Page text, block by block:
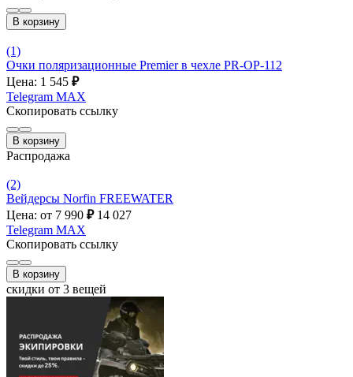
В корзину
(1)
Очки поляризационные Premier в чехле PR-OP-112
Цена: 1 545 ₽
Telegram MAX
Скопировать ссылку
В корзину
Распродажа
(2)
Вейдерсы Norfin FREEWATER
Цена: от 7 990 ₽ 14 027
Telegram MAX
Скопировать ссылку
В корзину
скидки от 3 вещей